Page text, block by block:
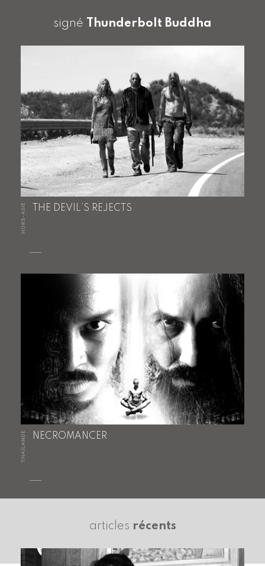
signé Thunderbolt Buddha
HORS-ASIE THE DEVIL’S REJECTS
THAÏLANDE NECROMANCER
articles récents